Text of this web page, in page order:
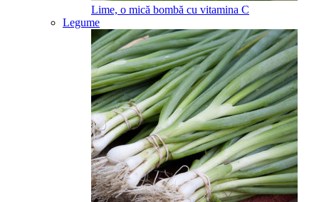
Lime, o mică bombă cu vitamina C
Legume